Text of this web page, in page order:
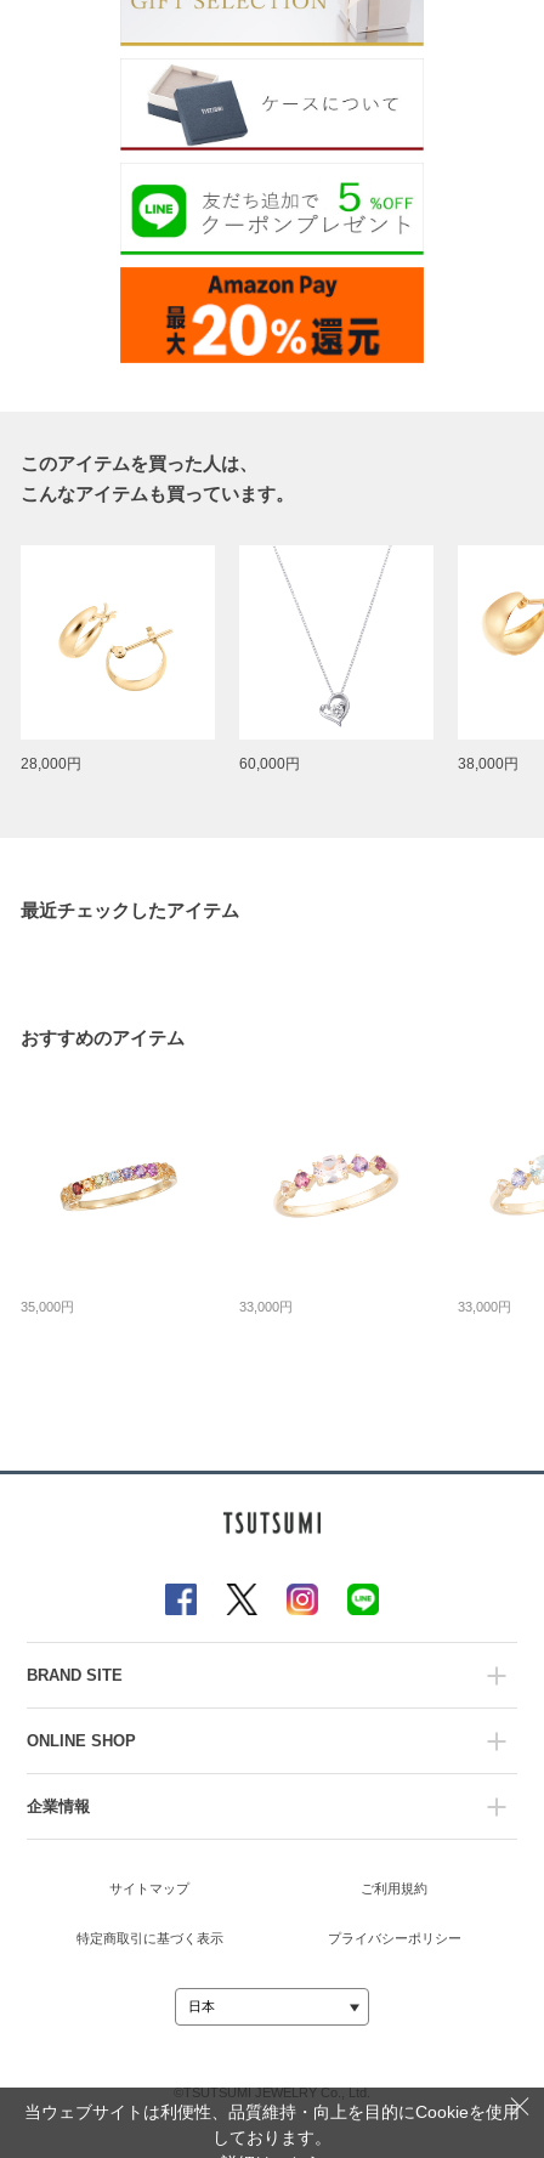
このアイテムを買った人は、
こんなアイテムも買っています。
28,000円 60,000円 38,000円
最近チェックしたアイテム
おすすめのアイテム
35,000円 33,000円 33,000円
BRAND SITE
ONLINE SHOP
企業情報
サイトマップ ご利用規約
特定商取引に基づく表示 プライバシーポリシー
©TSUTSUMI JEWELRY Co., Ltd.
当ウェブサイトは利便性、品質維持・向上を目的にCookieを使用
しております。